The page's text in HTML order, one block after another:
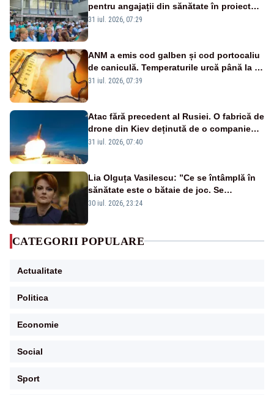
pentru angajații din sănătate în proiectul
Legii salarizării
31 iul. 2026, 07:29
ANM a emis cod galben și cod portocaliu
de caniculă. Temperaturile urcă până la 38
de grade, iar nopțile devin tropicale
31 iul. 2026, 07:39
Atac fără precedent al Rusiei. O fabrică de
drone din Kiev deținută de o companie
americană, distrusă de o rachetă
31 iul. 2026, 07:40
Lia Olguța Vasilescu: ”Ce se întâmplă în
sănătate este o bătaie de joc. Se
guvernează extraordinar de prost”
30 iul. 2026, 23:24
CATEGORII POPULARE
Actualitate
Politica
Economie
Social
Sport